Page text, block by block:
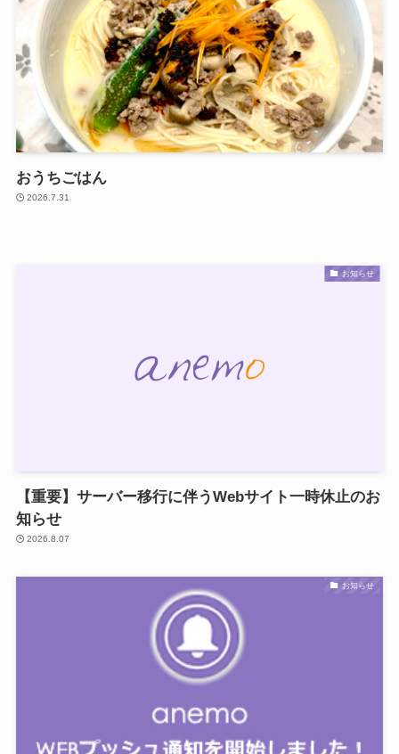
おうちごはん
2026.7.31
お知らせ
【重要】サーバー移行に伴うWebサイト一時休止のお
知らせ
2026.8.07
お知らせ